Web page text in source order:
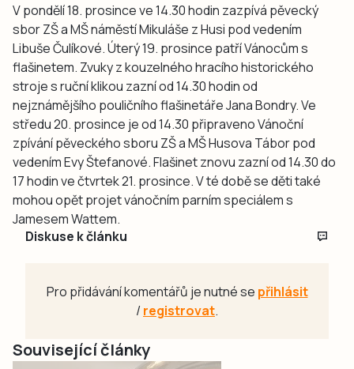
V pondělí 18. prosince ve 14.30 hodin zazpívá pěvecký
sbor ZŠ a MŠ náměstí Mikuláše z Husi pod vedením
Libuše Čulíkové. Úterý 19. prosince patří Vánocům s
flašinetem. Zvuky z kouzelného hracího historického
stroje s ruční klikou zazní od 14.30 hodin od
nejznámějšího pouličního flašinetáře Jana Bondry. Ve
středu 20. prosince je od 14.30 připraveno Vánoční
zpívání pěveckého sboru ZŠ a MŠ Husova Tábor pod
vedením Evy Štefanové. Flašinet znovu zazní od 14.30 do
17 hodin ve čtvrtek 21. prosince. V té době se děti také
mohou opět projet vánočním parním speciálem s
Jamesem Wattem.
Diskuse k článku
Pro přidávání komentářů je nutné se přihlásit
/registrovat.
Související články